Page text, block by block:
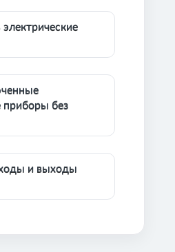
приборы без
и выходы